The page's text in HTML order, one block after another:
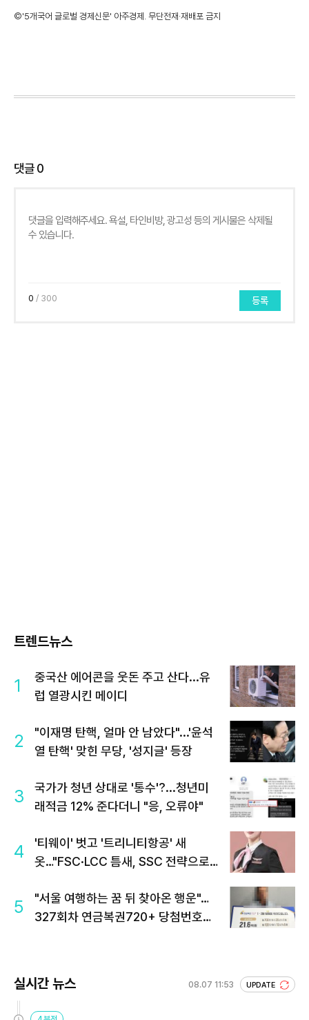
©'5개국어 글로벌 경제신문' 아주경제. 무단전재·재배포 금지
댓글0
0 / 300 등록
트렌드뉴스
1
중국산 에어콘을 웃돈 주고 산다...유
럽 열광시킨 메이디
2
"이재명 탄핵, 얼마 안 남았다"...'윤석
열 탄핵' 맞힌 무당, '성지글' 등장
3
국가가 청년 상대로 '통수'?...청년미
래적금 12% 준다더니 "응, 오류야"
4
'티웨이' 벗고 '트리니티항공' 새
옷…"FSC·LCC 틈새, SSC 전략으로
5
"서울 여행하는 꿈 뒤 찾아온 행운"…
327회차 연금복권720+ 당첨번호조
실시간 뉴스 08.07 11:53 UPDATE